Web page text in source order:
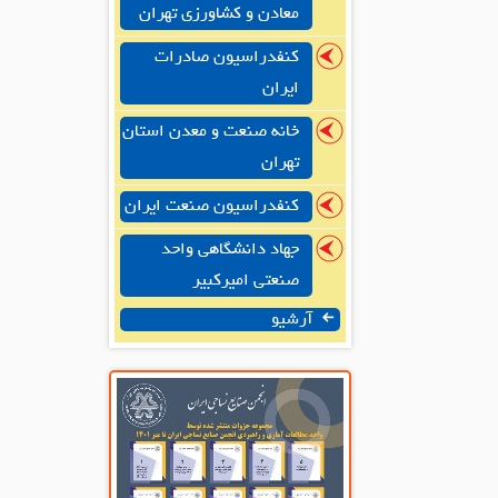
معادن و کشاورزی تهران
کنفدراسیون صادرات
ایران
خانه صنعت و معدن استان
تهران
کنفدراسیون صنعت ایران
جهاد دانشگاهی واحد
صنعتی امیرکبیر
آرشیو